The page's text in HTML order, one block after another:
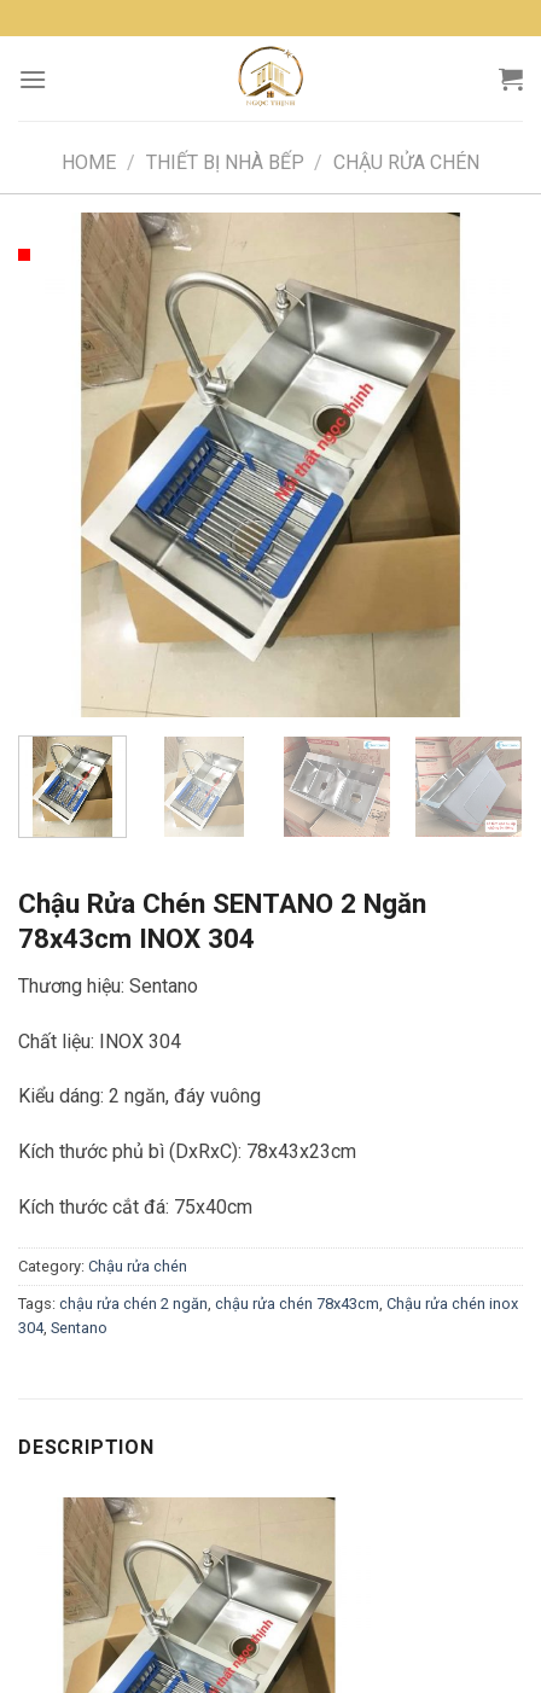
to
content
HOME / THIẾT BỊ NHÀ BẾP / CHẬU RỬA CHÉN
Chậu Rửa Chén SENTANO 2 Ngăn
78x43cm INOX 304
Thương hiệu: Sentano
Chất liệu: INOX 304
Kiểu dáng: 2 ngăn, đáy vuông
Kích thước phủ bì (DxRxC): 78x43x23cm
Kích thước cắt đá: 75x40cm
Category: Chậu rửa chén
Tags: chậu rửa chén 2 ngăn chậu rửa chén 78x43cm Chậu rửa chén inox
304, Sentano
DESCRIPTION